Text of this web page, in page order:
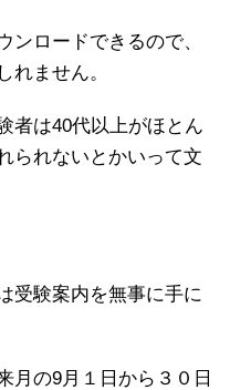
ンロードできるので、
れません。
者は40代以上がほとん
られないとかいって文
受験案内を無事に手に
月の9月１日から３０日